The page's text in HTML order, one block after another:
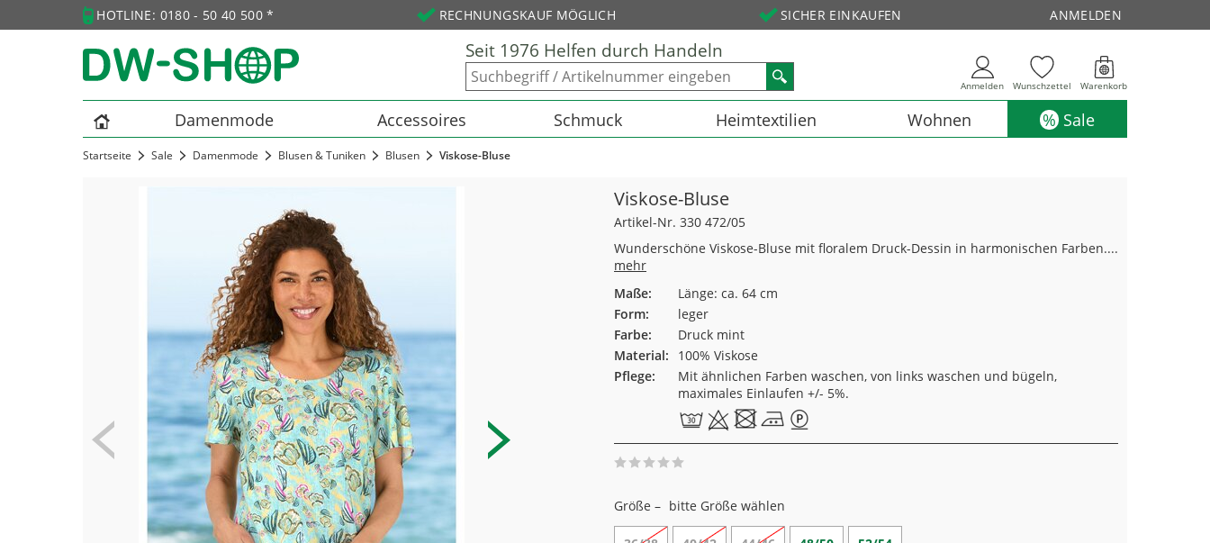
HOTLINE: 0180 - 50 40 500 * RECHNUNGSKAUF MÖGLICH SICHER EINKAUFEN ANMELDEN
Seit 1976 Helfen durch Handeln
Anmelden Wunschzettel Warenkorb
Damenmode Accessoires Schmuck Heimtextilien Wohnen Sale
Startseite Sale Damenmode Blusen & Tuniken Blusen Viskose-Bluse
Viskose-Bluse
Artikel-Nr. 330 472/05
Wunderschöne Viskose-Bluse mit floralem Druck-Dessin in harmonischen Farben....
mehr
Größe – bitte Größe wählen
Maße:
Länge: ca. 64 cm
Form:
leger
Farbe:
Druck mint
Material:
100% Viskose
Pflege:
Mit ähnlichen Farben waschen, von links waschen und bügeln,
maximales Einlaufen +/- 5%.